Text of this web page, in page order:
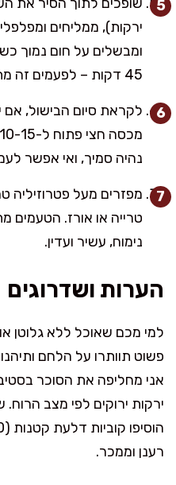
ירקות), ממליחים
ומבשלים על חום נמוך
45 דקות – לפעמים זה מתרכך מהר.
לקראת סיום הבישול, אם
נהיה סמיך, ואי אפשר
מפזרים מעל פטרוזיליה
טרייה או אורז. הטעמים
נימוח, עשיר ועדין.
הערות ושדרוגים
למי מכם שאוכל ללא גלוטן
פשוט תוותרו על הלחם
אני מחליפה את הסוכר
ירקות ירוקים לפי מצב
רענן וממכר.